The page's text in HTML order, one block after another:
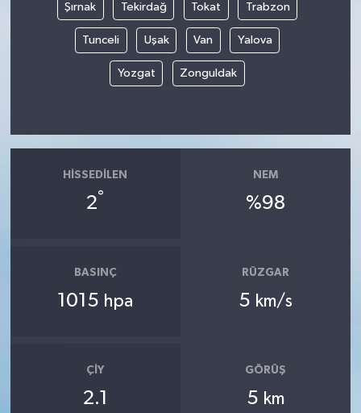
Şırnak Tekirdağ Tokat Trabzon
Tunceli Uşak Van Yalova
Yozgat Zonguldak
HISSEDILEN
2°
NEM
%98
BASINÇ
1015 hpa
RÜZGAR
5 km/s
ÇIY
2.1
GÖRÜŞ
5 km